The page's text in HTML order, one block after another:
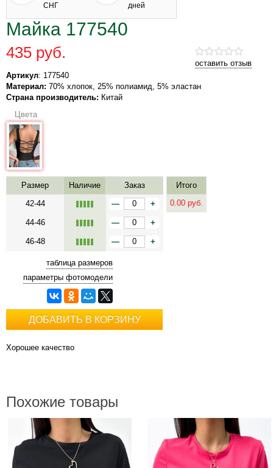
СНГ
дней
Майка 177540
оставить отзыв
435 руб.
Артикул: 177540
Материал: 70% хлопок, 25% полиамид, 5% эластан
Страна производитель: Китай
Цвета
Размер Наличие
Заказ
42-44
— +
44-46 — +
46-48 — +
Итого
0.00 руб.
таблица размеров
параметры фотомодели
ДОБАВИТЬ В КОРЗИНУ
Хорошее качество
Похожие товары